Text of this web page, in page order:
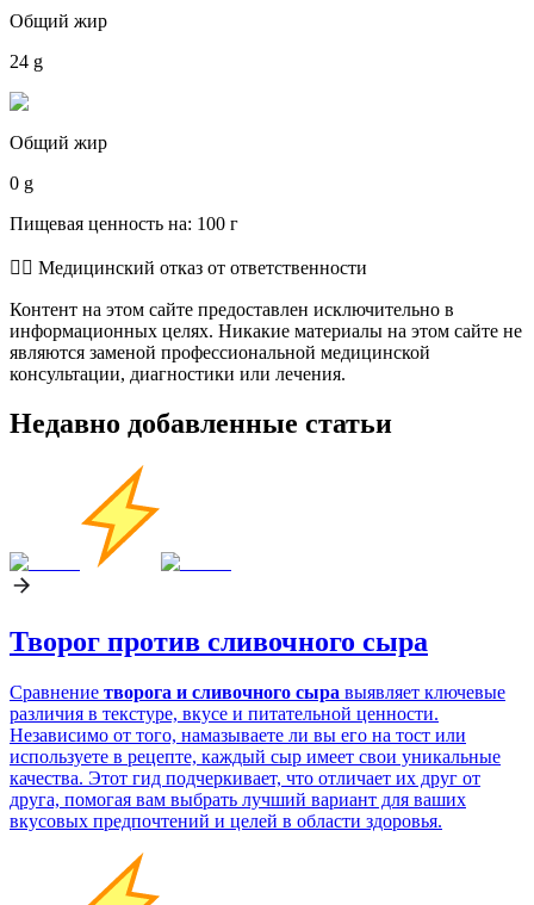
Общий жир
24 g
Общий жир
0 g
Пищевая ценность на: 100 г
👨‍⚕️️ Медицинский отказ от ответственности
Контент на этом сайте предоставлен исключительно в
информационных целях. Никакие материалы на этом сайте не
являются заменой профессиональной медицинской
консультации, диагностики или лечения.
Недавно добавленные статьи
Творог против сливочного сыра
Сравнение творога и сливочного сыра выявляет ключевые
различия в текстуре, вкусе и питательной ценности.
Независимо от того, намазываете ли вы его на тост или
используете в рецепте, каждый сыр имеет свои уникальные
качества. Этот гид подчеркивает, что отличает их друг от
друга, помогая вам выбрать лучший вариант для ваших
вкусовых предпочтений и целей в области здоровья.